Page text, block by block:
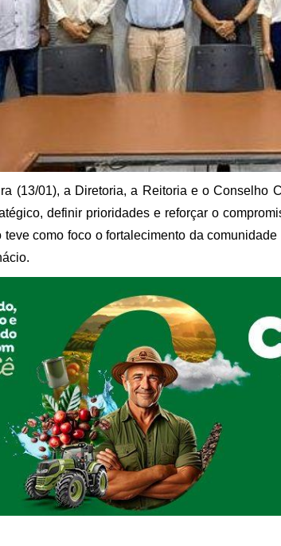
(13/01), a Diretoria, a Reitoria e o Conselho
definir prioridades e reforçar o
teve como foco o fortalecimento da